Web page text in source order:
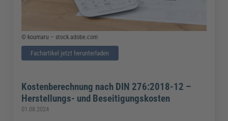
© koumaru – stock.adobe.com
Fachartikel jetzt herunterladen
Kostenberechnung nach DIN 276:2018-12 –
Herstellungs- und Beseitigungskosten
01.08.2024